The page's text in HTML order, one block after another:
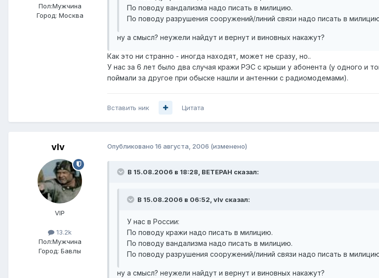
Пол:Мужчина
Город: Москва
По поводу вандализма надо писать в милицию.
По поводу разрушения сооружений/линий связи надо писать в
ну а смысл? неужели найдут и вернут и виновных накажут?
Как это ни странно - иногда находят, может не сразу, но..
У нас за 6 лет было два случая кражи РЭС с крыши у абонента (у одного и
поймали за другое при обыске нашли и антеннки с радиомодемами).
Вставить ник Цитата
vIv
VIP
13.2k
Пол:Мужчина
Город: Бавлы
Опубликовано 16 августа, 2006 (изменено)
В 15.08.2006 в 18:28, BETEPAH сказал:
В 15.08.2006 в 06:52, vIv сказал:
У нас в России:
По поводу кражи надо писать в милицию.
По поводу вандализма надо писать в милицию.
По поводу разрушения сооружений/линий связи надо писать в
ну а смысл? неужели найдут и вернут и виновных накажут?